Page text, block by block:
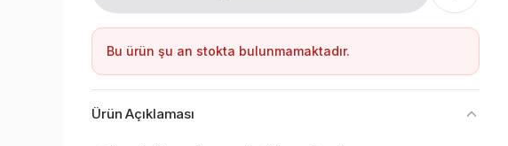
Bu ürün şu an stokta bulunmamaktadır.
Ürün Açıklaması